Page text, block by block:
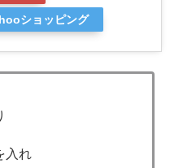
ショッピング
入れ